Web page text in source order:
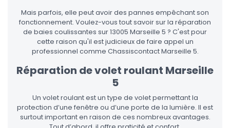
Mais parfois, elle peut avoir des pannes empêchant son
fonctionnement. Voulez-vous tout savoir sur la réparation
de baies coulissantes sur 13005 Marseille 5 ? C'est pour
cette raison qu'il est judicieux de faire appel un
professionnel comme Chassiscontact Marseille 5.
Réparation de volet roulant Marseille
5
Un volet roulant est un type de volet permettant la
protection d’une fenêtre ou d’une porte de la lumière. Il est
surtout important en raison de ces nombreux avantages.